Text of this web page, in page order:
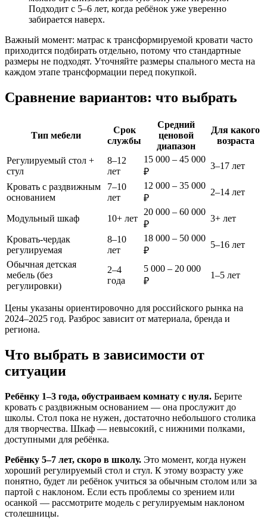
Подходит с 5–6 лет, когда ребёнок уже уверенно
забирается наверх.
Важный момент: матрас к трансформируемой кровати часто
приходится подбирать отдельно, потому что стандартные
размеры не подходят. Уточняйте размеры спального места на
каждом этапе трансформации перед покупкой.
Сравнение вариантов: что выбрать
Тип мебели
Срок
службы
Средний
ценовой
диапазон
Для какого
возраста
Регулируемый стол +
стул
8–12
лет
15 000 – 45 000
₽
3–17 лет
Кровать с раздвижным
основанием
7–10
лет
12 000 – 35 000
₽
2–14 лет
Модульный шкаф 10+ лет
20 000 – 60 000
₽
3+ лет
Кровать-чердак
регулируемая
8–10
лет
18 000 – 50 000
₽
5–16 лет
Обычная детская
мебель (без
регулировки)
2–4
года
5 000 – 20 000
₽
1–5 лет
Цены указаны ориентировочно для российского рынка на
2024–2025 год. Разброс зависит от материала, бренда и
региона.
Что выбрать в зависимости от
ситуации
Ребёнку 1–3 года, обустраиваем комнату с нуля. Берите
кровать с раздвижным основанием — она прослужит до
школы. Стол пока не нужен, достаточно небольшого столика
для творчества. Шкаф — невысокий, с нижними полками,
доступными для ребёнка.
Ребёнку 5–7 лет, скоро в школу. Это момент, когда нужен
хороший регулируемый стол и стул. К этому возрасту уже
понятно, будет ли ребёнок учиться за обычным столом или за
партой с наклоном. Если есть проблемы со зрением или
осанкой — рассмотрите модель с регулируемым наклоном
столешницы.